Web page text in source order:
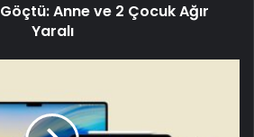
Anne ve 2 Çocuk Ağır
Yaralı